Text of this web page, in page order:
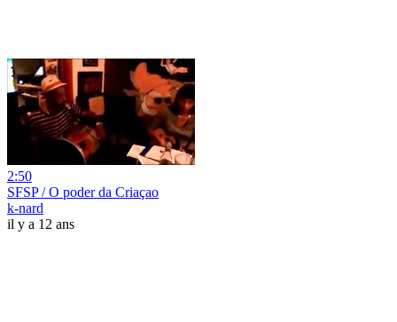
2:50
SFSP / O poder da Criaçao
k-nard
il y a 12 ans